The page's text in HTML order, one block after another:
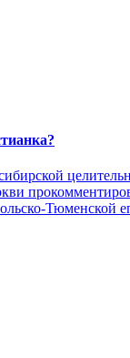
Тюменской